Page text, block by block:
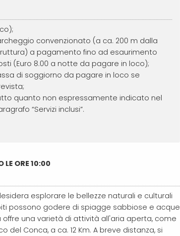
convenzionato (a ca. 200 m dalla
a pagamento fino ad esaurimento
(Euro 8.00 a notte da pagare in loco);
di soggiorno da pagare in loco se
quanto non espressamente indicato nel
“Servizi inclusi”.
LE ORE 10:00
esplorare le bellezze naturali e culturali
possono godere di spiagge sabbiose e acque
una varietà di attività all'aria aperta, come
del Conca, a ca. 12 Km. A breve distanza, si